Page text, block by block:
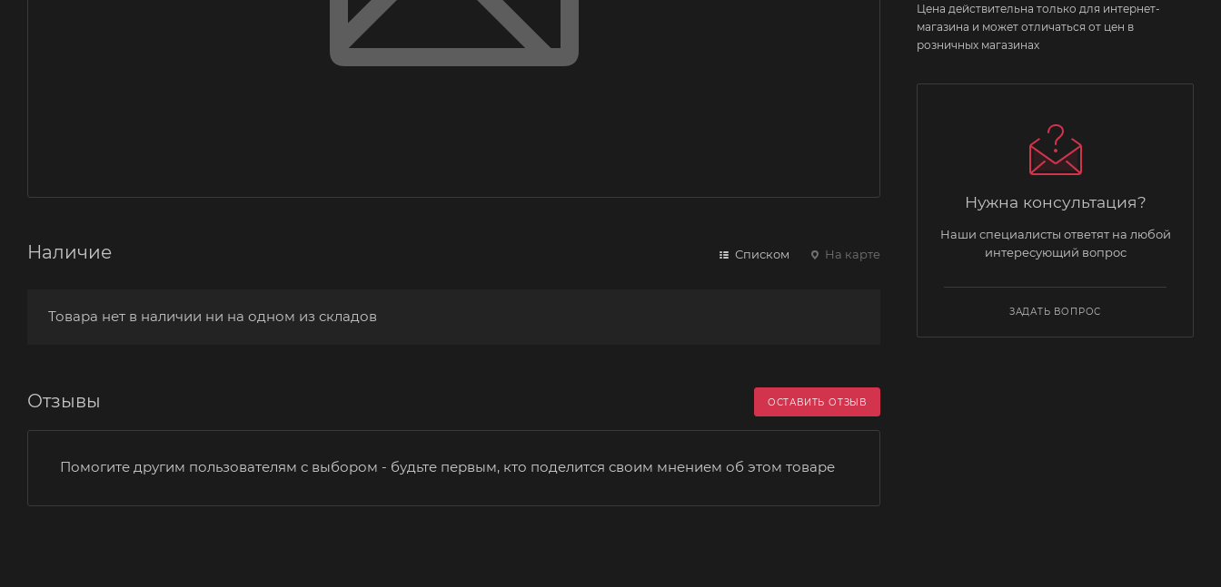
Наличие Списком На карте
Товара нет в наличии ни на одном из складов
Отзывы ОСТАВИТЬ ОТЗЫВ
Помогите другим пользователям с выбором - будьте первым, кто поделится своим мнением об этом товаре
Цена действительна только для интернет-
магазина и может отличаться от цен в
розничных магазинах
Нужна консультация?
Наши специалисты ответят на любой
интересующий вопрос
ЗАДАТЬ ВОПРОС